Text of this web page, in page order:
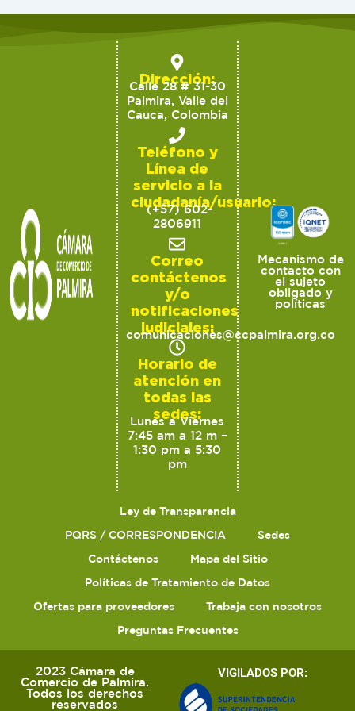
Dirección:
Calle 28 # 31-30
Palmira, Valle del
Cauca, Colombia
Teléfono y
Línea de
servicio a la
ciudadanía/usuario:
(+57) 602-
2806911
Correo
contáctenos
y/o
notificaciones
judiciales:
comunicaciones@ccpalmira.org.co
Horario de
atención en
todas las
sedes:
Lunes a Viernes
7:45 am a 12 m –
1:30 pm a 5:30
pm
Mecanismo de
contacto con
el sujeto
obligado y
políticas
Ley de Transparencia
PQRS / CORRESPONDENCIA
Sedes
Contáctenos
Mapa del Sitio
Políticas de Tratamiento de Datos
Ofertas para proveedores
Trabaja con nosotros
Preguntas Frecuentes
2023 Cámara de
Comercio de Palmira.
Todos los derechos
reservados
VIGILADOS POR: